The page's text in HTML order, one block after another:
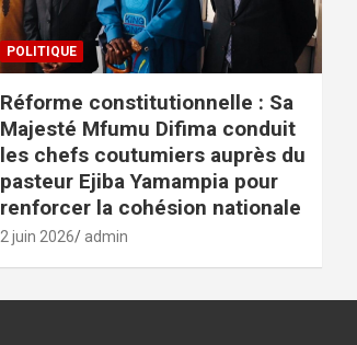
POLITIQUE
Réforme constitutionnelle : Sa
Majesté Mfumu Difima conduit
les chefs coutumiers auprès du
pasteur Ejiba Yamampia pour
renforcer la cohésion nationale
2 juin 2026 admin